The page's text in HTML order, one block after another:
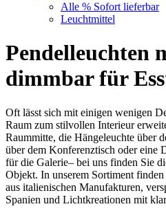
Alle % Sofort lieferbar
Leuchtmittel
Pendelleuchten
dimmbar für
Oft lässt sich mit einigen wenigen
Raum zum stilvollen Interieur
Raummitte, die Hängeleuchte über
über dem Konferenztisch oder eine
für die Galerie– bei uns finden Sie
Objekt. In unserem Sortiment
aus italienischen Manufakturen,
Spanien und Lichtkreationen mit